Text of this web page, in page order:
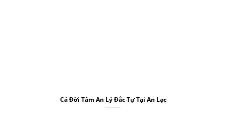
Cả Đời Tâm An Lý Đắc Tự Tại An Lạc